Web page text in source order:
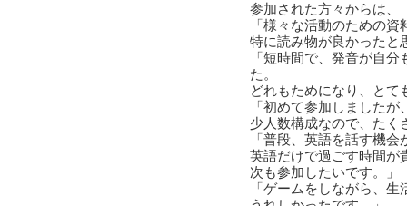
参加された方々からは、
「様々な活動のための
特に読み物が良かったと
「短時間で、発音が自
た。
どれもためになり、とて
「初めて参加しました
少人数構成なので、たく
「普段、英語を話す機会
英語だけで過ごす時間が
次も参加したいです。」
「ゲームをしながら、